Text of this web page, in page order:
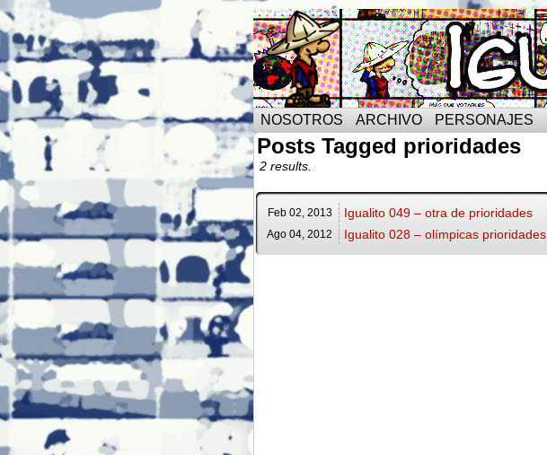
NOSOTROS ARCHIVO PERSONAJES
Posts Tagged prioridades
2 results.
Feb 02, 2013 Igualito 049 – otra de prioridades
Ago 04, 2012 Igualito 028 – olímpicas prioridades